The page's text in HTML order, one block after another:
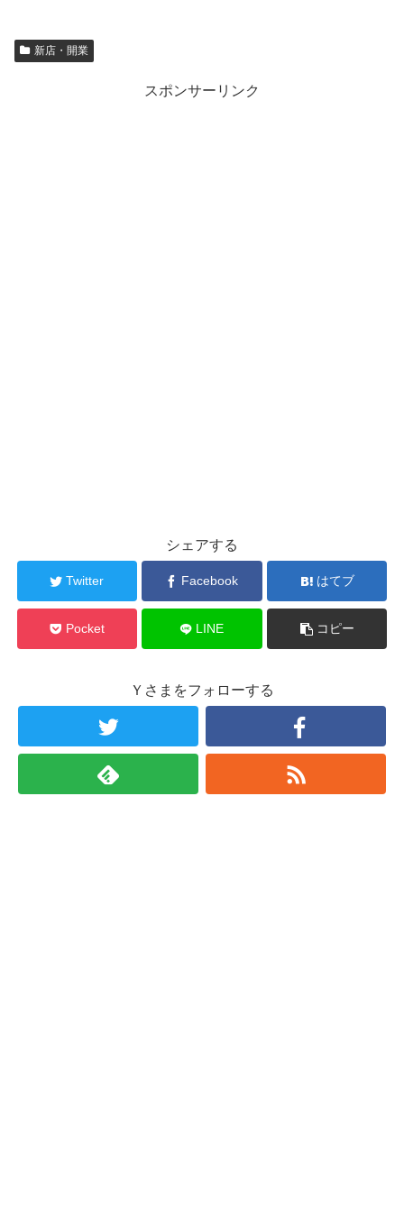
新店・開業
スポンサーリンク
シェアする
Twitter Facebook はてブ
Pocket LINE コピー
Ｙさまをフォローする